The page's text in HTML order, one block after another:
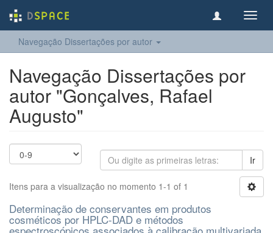
Navegação Dissertações por autor
Navegação Dissertações por
autor "Gonçalves, Rafael
Augusto"
Ir
Itens para a visualização no momento 1-1 of 1
Determinação de conservantes em produtos
cosméticos por HPLC-DAD e métodos